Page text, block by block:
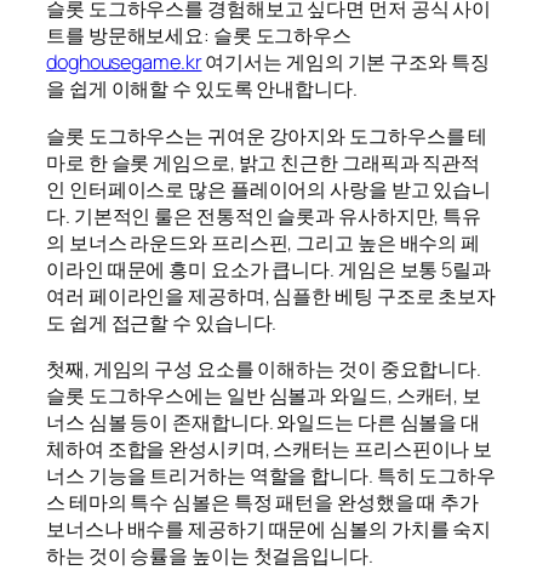
슬롯 도그하우스를 경험해보고 싶다면 먼저 공식 사이
트를 방문해보세요: 슬롯 도그하우스
doghousegame.kr여기서는 게임의 기본 구조와 특징
을 쉽게 이해할 수 있도록 안내합니다.
슬롯 도그하우스는 귀여운 강아지와 도그하우스를 테
마로 한 슬롯 게임으로, 밝고 친근한 그래픽과 직관적
인 인터페이스로 많은 플레이어의 사랑을 받고 있습니
다. 기본적인 룰은 전통적인 슬롯과 유사하지만, 특유
의 보너스 라운드와 프리스핀, 그리고 높은 배수의 페
이라인 때문에 흥미 요소가 큽니다. 게임은 보통 5릴과
여러 페이라인을 제공하며, 심플한 베팅 구조로 초보자
도 쉽게 접근할 수 있습니다.
첫째, 게임의 구성 요소를 이해하는 것이 중요합니다.
슬롯 도그하우스에는 일반 심볼과 와일드, 스캐터, 보
너스 심볼 등이 존재합니다. 와일드는 다른 심볼을 대
체하여 조합을 완성시키며, 스캐터는 프리스핀이나 보
너스 기능을 트리거하는 역할을 합니다. 특히 도그하우
스 테마의 특수 심볼은 특정 패턴을 완성했을 때 추가
보너스나 배수를 제공하기 때문에 심볼의 가치를 숙지
하는 것이 승률을 높이는 첫걸음입니다.